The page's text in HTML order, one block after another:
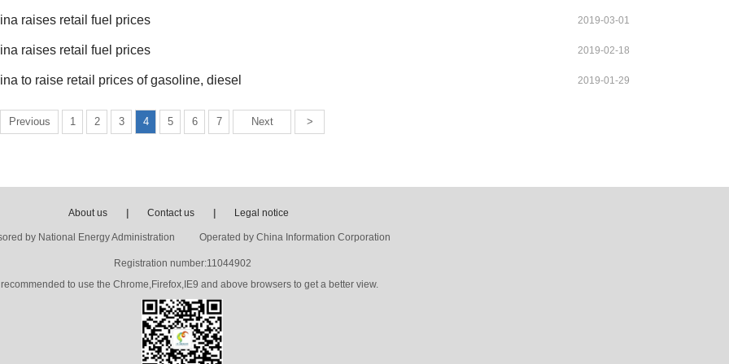
raises retail fuel prices 2019-03-01
raises retail fuel prices 2019-02-18
to raise retail prices of gasoline, diesel 2019-01-29
Previous 1 2 3 4 5 6 7 Next >
About us Contact us Legal notice
by National Energy Administration Operated by China Information Corporation
Registration number:11044902
recommended to use the Chrome,Firefox,IE9 and above browsers to get a better view.